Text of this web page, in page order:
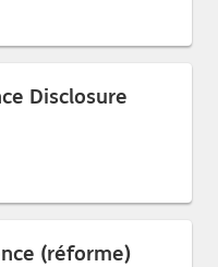
Disclosure
(réforme)